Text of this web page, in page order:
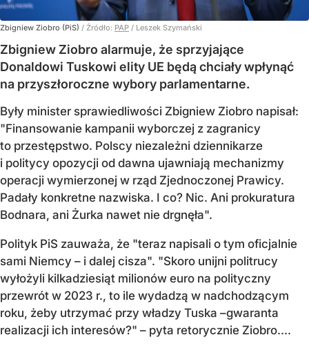
Zbigniew Ziobro (PiS) / Źródło: PAP / Leszek Szymański
Zbigniew Ziobro alarmuje, że sprzyjające
Donaldowi Tuskowi elity UE będą chciały wpłynąć
na przyszłoroczne wybory parlamentarne.
Były minister sprawiedliwości Zbigniew Ziobro napisał:
"Finansowanie kampanii wyborczej z zagranicy
to przestępstwo. Polscy niezależni dziennikarze
i politycy opozycji od dawna ujawniają mechanizmy
operacji wymierzonej w rząd Zjednoczonej Prawicy.
Padały konkretne nazwiska. I co? Nic. Ani prokuratura
Bodnara, ani Żurka nawet nie drgnęła".
Polityk PiS zauważa, że "teraz napisali o tym oficjalnie
sami Niemcy – i dalej cisza". "Skoro unijni politrucy
wyłożyli kilkadziesiąt milionów euro na polityczny
przewrót w 2023 r., to ile wydadzą w nadchodzącym
roku, żeby utrzymać przy władzy Tuska –gwaranta
realizacji ich interesów?" – pyta retorycznie Ziobro....